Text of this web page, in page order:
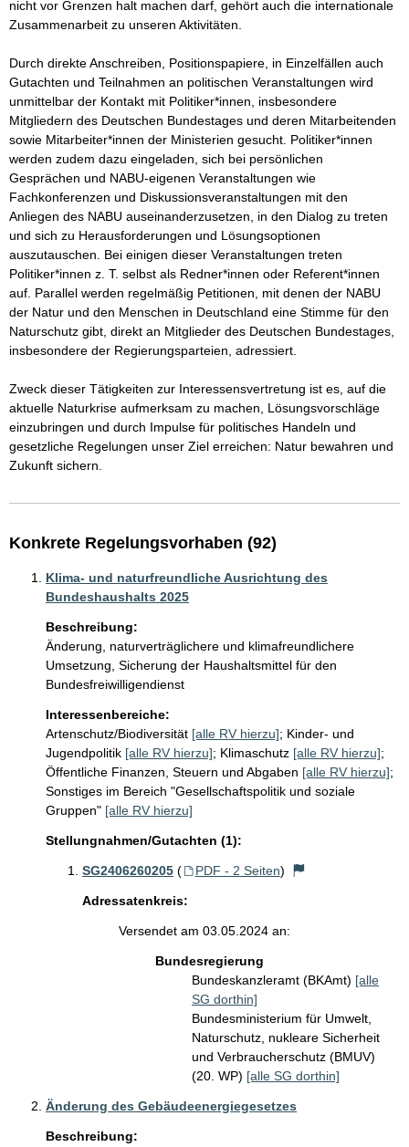
nicht vor Grenzen halt machen darf, gehört auch die internationale
Zusammenarbeit zu unseren Aktivitäten.
Durch direkte Anschreiben, Positionspapiere, in Einzelfällen auch
Gutachten und Teilnahmen an politischen Veranstaltungen wird
unmittelbar der Kontakt mit Politiker*innen, insbesondere
Mitgliedern des Deutschen Bundestages und deren Mitarbeitenden
sowie Mitarbeiter*innen der Ministerien gesucht. Politiker*innen
werden zudem dazu eingeladen, sich bei persönlichen
Gesprächen und NABU-eigenen Veranstaltungen wie
Fachkonferenzen und Diskussionsveranstaltungen mit den
Anliegen des NABU auseinanderzusetzen, in den Dialog zu treten
und sich zu Herausforderungen und Lösungsoptionen
auszutauschen. Bei einigen dieser Veranstaltungen treten
Politiker*innen z. T. selbst als Redner*innen oder Referent*innen
auf. Parallel werden regelmäßig Petitionen, mit denen der NABU
der Natur und den Menschen in Deutschland eine Stimme für den
Naturschutz gibt, direkt an Mitglieder des Deutschen Bundestages,
insbesondere der Regierungsparteien, adressiert.
Zweck dieser Tätigkeiten zur Interessensvertretung ist es, auf die
aktuelle Naturkrise aufmerksam zu machen, Lösungsvorschläge
einzubringen und durch Impulse für politisches Handeln und
gesetzliche Regelungen unser Ziel erreichen: Natur bewahren und
Konkrete Regelungsvorhaben (92)
Klima- und naturfreundliche Ausrichtung des
Bundeshaushalts 2025
Beschreibung:
Änderung, naturverträglichere und klimafreundlichere
Umsetzung, Sicherung der Haushaltsmittel für den
Bundesfreiwilligendienst
Interessenbereiche:
Artenschutz/Biodiversität [alle RV hierzu]; Kinder- und
Jugendpolitik [alle RV hierzu]; Klimaschutz [alle RV hierzu];
Öffentliche Finanzen, Steuern und Abgaben [alle RV hierzu];
Sonstiges im Bereich "Gesellschaftspolitik und soziale
Gruppen" [alle RV hierzu]
Stellungnahmen/Gutachten (1):
SG2406260205 ( PDF - 2 Seiten)
Adressatenkreis:
Versendet am 03.05.2024 an:
Bundesregierung
Bundeskanzleramt (BKAmt) [alle
SG dorthin]
Bundesministerium für Umwelt,
Naturschutz, nukleare Sicherheit
und Verbraucherschutz (BMUV)
(20. WP) [alle SG dorthin]
Änderung des Gebäudeenergiegesetzes
Beschreibung: